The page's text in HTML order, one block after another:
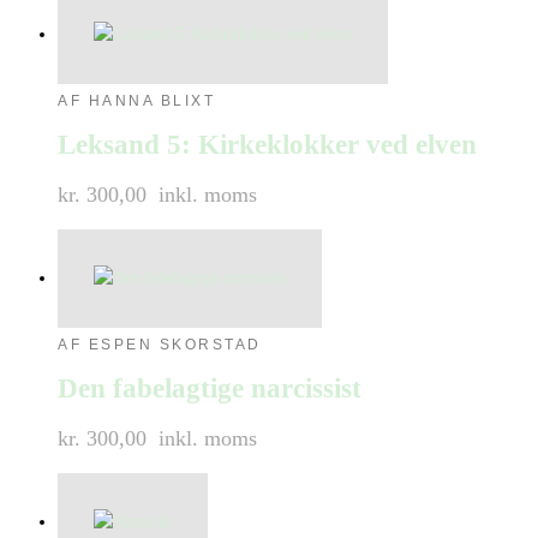
AF HANNA BLIXT
Leksand 5: Kirkeklokker ved elven
kr. 300,00 inkl. moms
AF ESPEN SKORSTAD
Den fabelagtige narcissist
kr. 300,00 inkl. moms